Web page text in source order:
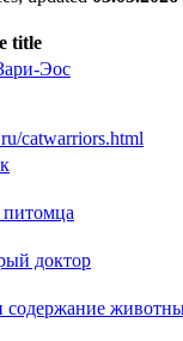
title
Эос
catwarriors.html
доктор
содержание